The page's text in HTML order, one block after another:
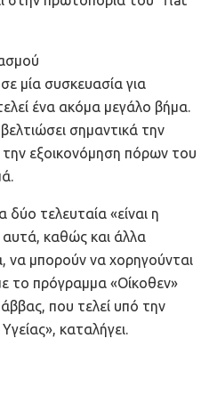
μία συσκευασία για
ένα ακόμα μεγάλο βήμα.
σημαντικά την
εξοικονόμηση πόρων του
τελευταία «είναι η
καθώς και άλλα
να μπορούν να χορηγούνται
το πρόγραμμα «Οίκοθεν»
που τελεί υπό την
καταλήγει.